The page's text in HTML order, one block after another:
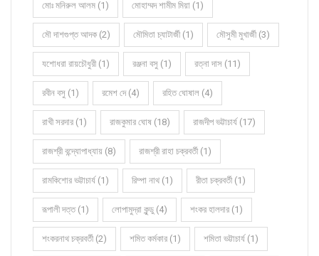
মোঃ মনিরুল আলম (1) মোহাম্মদ শামীম মিয়া (1)
মৌ দাশগুপ্ত আদক (2) মৌমিতা চ্যাটার্জী (1) মৌসুমী মুখার্জী (3)
যশোধরা রায়চৌধুরী (1) রঞ্জনা বসু (1) রত্না দাস (11)
রবীন বসু (1) রমেশ দে (4) রহিত ঘোষাল (4)
রাখী সরদার (1) রাজকুমার ঘোষ (18) রাজদীপ ভট্টাচার্য (17)
রাজশ্রী বন্দ্যোপাধ্যায় (8) রাজশ্রী রাহা চক্রবর্তী (1)
রামকিশোর ভট্টাচার্য (1) রিম্পা নাথ (1) রীতা চক্রবর্তী (1)
রূপালী দত্ত (1) লোপামুদ্রা কুন্ডু (4) শংকর হালদার (1)
শংকরনাথ চক্রবর্তী (2) শমিত কর্মকার (1) শমিতা ভট্টাচার্য (1)